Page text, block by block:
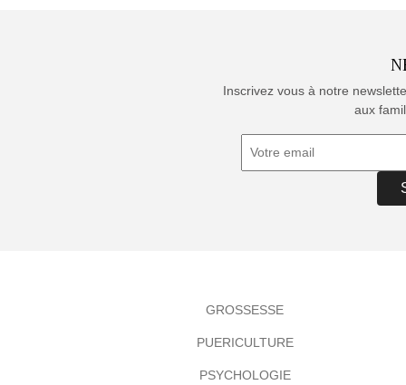
Inscrivez vous à notre
aux
GROSSESSE
PUERICULTURE
PSYCHOLOGIE